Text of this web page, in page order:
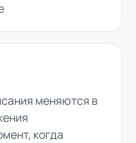
меняются в
когда